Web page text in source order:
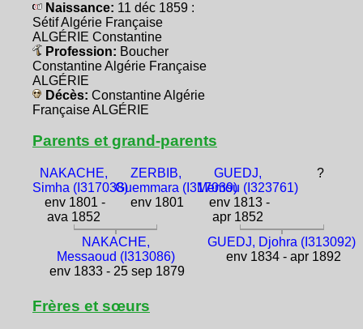
Naissance: 11 déc 1859 :
Sétif Algérie Française
ALGÉRIE Constantine
Profession: Boucher
Constantine Algérie Française
ALGÉRIE
Décès: Constantine Algérie
Française ALGÉRIE
Parents et grand-parents
NAKACHE,
Simha (I317038)
env 1801 -
ava 1852
ZERBIB,
Guemmara (I317039)
env 1801
GUEDJ,
Memou (I323761)
env 1813 -
apr 1852
?
NAKACHE,
Messaoud (I313086)
env 1833 - 25 sep 1879
GUEDJ, Djohra (I313092)
env 1834 - apr 1892
Frères et sœurs